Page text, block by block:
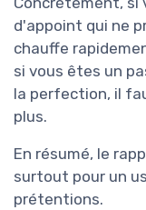
d'appoint qui ne
chauffe
si vous êtes un
la perfection, il
plus.
En résumé, le
surtout pour un
prétentions.